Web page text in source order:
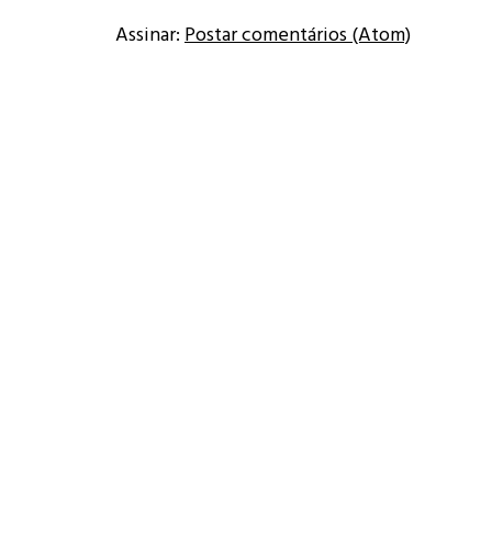
Assinar: Postar comentários (Atom)